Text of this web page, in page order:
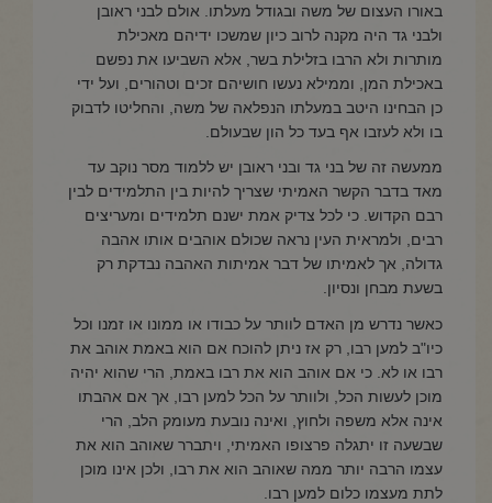
באורו העצום של משה ובגודל מעלתו. אולם לבני ראובן
ולבני גד היה מקנה לרוב כיון שמשכו ידיהם מאכילת
מותרות ולא הרבו בזלילת בשר, אלא השביעו את נפשם
באכילת המן, וממילא נעשו חושיהם זכים וטהורים, ועל ידי
כן הבחינו היטב במעלתו הנפלאה של משה, והחליטו לדבוק
בו ולא לעזבו אף בעד כל הון שבעולם.
ממעשה זה של בני גד ובני ראובן יש ללמוד מסר נוקב עד
מאד בדבר הקשר האמיתי שצריך להיות בין התלמידים לבין
רבם הקדוש. כי לכל צדיק אמת ישנם תלמידים ומעריצים
רבים, ולמראית העין נראה שכולם אוהבים אותו אהבה
גדולה, אך לאמיתו של דבר אמיתות האהבה נבדקת רק
בשעת מבחן ונסיון.
כאשר נדרש מן האדם לוותר על כבודו או ממונו או זמנו וכל
כיו"ב למען רבו, רק אז ניתן להוכח אם הוא באמת אוהב את
רבו או לא. כי אם אוהב הוא את רבו באמת, הרי שהוא יהיה
מוכן לעשות הכל, ולוותר על הכל למען רבו, אך אם אהבתו
אינה אלא משפה ולחוץ, ואינה נובעת מעומק הלב, הרי
שבשעה זו יתגלה פרצופו האמיתי, ויתברר שאוהב הוא את
עצמו הרבה יותר ממה שאוהב הוא את רבו, ולכן אינו מוכן
לתת מעצמו כלום למען רבו.